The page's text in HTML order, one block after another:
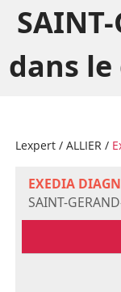
SAINT-
dans
Lexpert/ ALLIER/
EXEDIA
SAINT-